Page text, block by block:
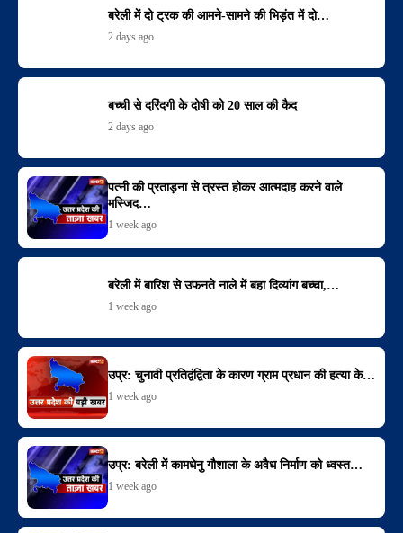
बरेली में दो ट्रक की आमने-सामने की भिड़ंत में दो…
2 days ago
बच्ची से दरिंदगी के दोषी को 20 साल की कैद
2 days ago
पत्नी की प्रताड़ना से त्रस्त होकर आत्मदाह करने वाले
मस्जिद…
1 week ago
बरेली में बारिश से उफनते नाले में बहा दिव्यांग बच्चा,…
1 week ago
उप्र: चुनावी प्रतिद्वंद्विता के कारण ग्राम प्रधान की हत्या के…
1 week ago
उप्र: बरेली में कामधेनु गौशाला के अवैध निर्माण को ध्वस्त…
1 week ago